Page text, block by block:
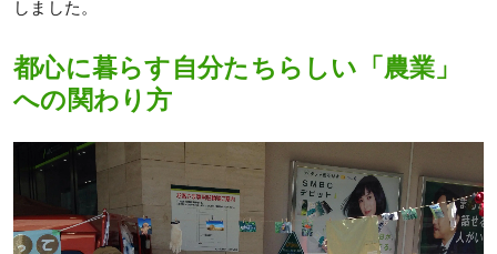
しました。
都心に暮らす自分たちらしい「農業」
への関わり方